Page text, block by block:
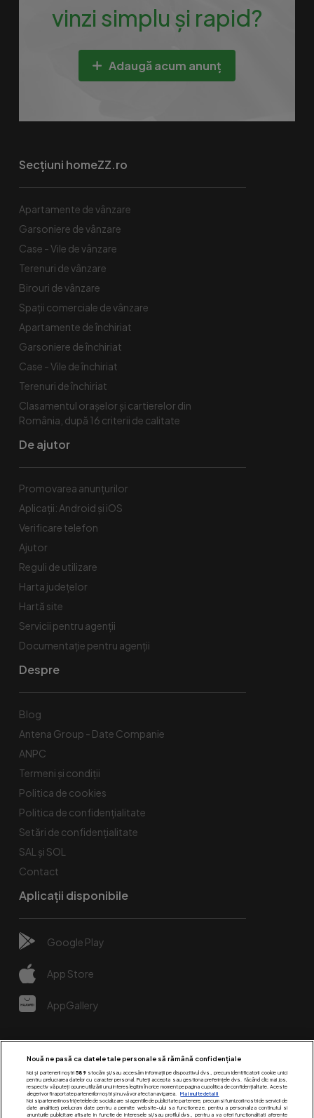
vinzi simplu și rapid?
Adaugă acum anunț
Secțiuni homeZZ.ro
Apartamente de vânzare
Garsoniere de vânzare
Case - Vile de vânzare
Terenuri de vânzare
Birouri de vânzare
Spaţii comerciale de vânzare
Apartamente de închiriat
Garsoniere de închiriat
Case - Vile de închiriat
Terenuri de închiriat
Clasamentul orașelor și cartierelor din
România, după 16 criterii de calitate
De ajutor
Promovarea anunțurilor
Aplicații: Android și iOS
Verificare telefon
Ajutor
Reguli de utilizare
Harta județelor
Hartă site
Servicii pentru agenții
Documentație pentru agenții
Despre
Blog
Antena Group - Date Companie
ANPC
Termeni și condiții
Politica de cookies
Politica de confidențialitate
Setări de confidențialitate
SAL și SOL
Contact
Aplicații disponibile
Google Play
App Store
AppGallery
Nouă ne pasă ca datele tale personale să rămână confidențiale
Noi și partenerii noștri 589stocăm și/sau accesăm informații pe dispozitivul dvs., precum identificatorii cookie unici
pentru prelucrarea datelor cu caracter personal. Puteți accepta sau gestiona preferințele dvs. făcând clic mai jos,
respectiv vă puteți opune utilizării unui interes legitim în orice moment pe pagina cu politica de confidențialitate. Aceste
alegeri vor fi raportate partenerilor noștri și nu vă vor afecta navigarea.
Mai multe detalii
Noi si partenerii nostri (retelele de socializare si agentiile de publicitate partenere, precum si furnizorii nostri de servicii de
date analitice) prelucram date pentru a permite website-ului sa functioneze, pentru a personaliza continutul si
anunturile publicitare afisate in functie de interesele si/sau profilul dvs., pentru a va oferi functionalitati aferente